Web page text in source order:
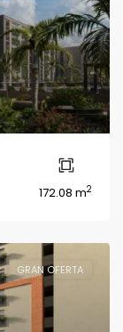
172.08 m2
GRAN OFERTA